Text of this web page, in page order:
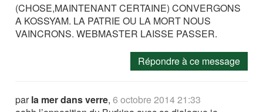
(CHOSE,MAINTENANT CERTAINE) CONVERGONS
A KOSSYAM. LA PATRIE OU LA MORT NOUS
VAINCRONS. WEBMASTER LAISSE PASSER.
Répondre à ce message
parla mer dans verre,6 octobre 2014 21:33